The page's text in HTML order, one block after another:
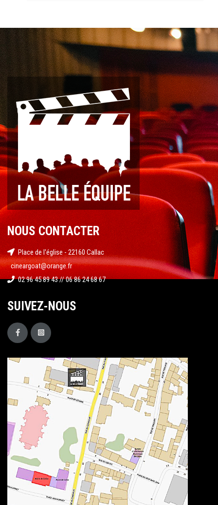
NOUS CONTACTER
Place de l'église - 22160 Callac
cineargoat@orange.fr
02 96 45 89 43 // 06 86 24 68 67
SUIVEZ-NOUS